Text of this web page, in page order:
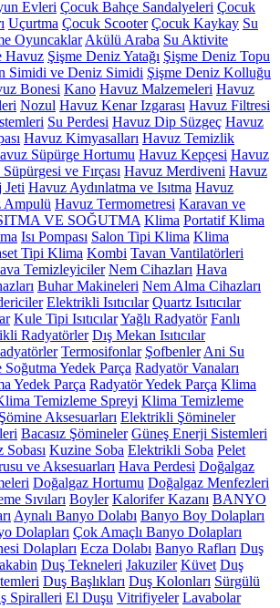
Evleri Çocuk Bahçe Sandalyeleri Çocuk
Uçurtma Çocuk Scooter Çocuk Kaykay Su
Oyuncaklar Akülü Araba Su Aktivite
Havuz Şişme Deniz Yatağı Şişme Deniz Topu
Simidi ve Deniz Simidi Şişme Deniz Kolluğu
Bonesi Kano Havuz Malzemeleri Havuz
Nozul Havuz Kenar Izgarası Havuz Filtresi
Su Perdesi Havuz Dip Süzgeç Havuz
Havuz Kimyasalları Havuz Temizlik
Süpürge Hortumu Havuz Kepçesi Havuz
ve Fırçası Havuz Merdiveni Havuz
Jeti Havuz Aydınlatma ve Isıtma Havuz
Ampulü Havuz Termometresi Karavan ve
VE SOĞUTMA Klima Portatif Klima
Isı Pompası Salon Tipi Klima Klima
Tipi Klima Kombi Tavan Vantilatörleri
Temizleyiciler Nem Cihazları Hava
Buhar Makineleri Nem Alma Cihazları
Elektrikli Isıtıcılar Quartz Isıtıcılar
Kule Tipi IsıtıcılarYağlı Radyatör Fanlı
Radyatörler Dış Mekan Isıtıcılar
Termosifonlar Şofbenler Ani Su
Soğutma Yedek Parça Radyatör Vanaları
Yedek Parça Radyatör Yedek Parça Klima
Temizleme Spreyi Klima Temizleme
Şömine Aksesuarları Elektrikli Şömineler
Bacasız Şömineler Güneş Enerji Sistemleri
Kuzine Soba Elektrikli Soba Pelet
ve Aksesuarları Hava Perdesi Doğalgaz
Doğalgaz Hortumu Doğalgaz Menfezleri
Sıvıları Boyler Kalorifer Kazanı BANYO
Aynalı Banyo Dolabı Banyo Boy Dolapları
Dolapları Çok Amaçlı Banyo Dolapları
Dolapları Ecza Dolabı Banyo Rafları Duş
Duş Tekneleri Jakuziler Küvet Duş
Duş Başlıkları Duş Kolonları Sürgülü
Spiralleri El Duşu Vitrifiyeler Lavabolar